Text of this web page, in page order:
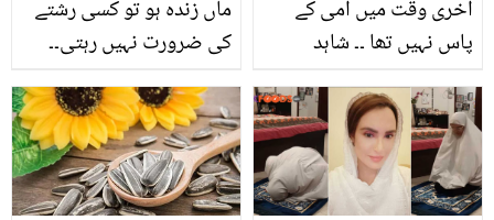
ماں زندہ ہو تو کسی رشتے
کی ضرورت نہیں رہتی۔۔
بیٹی اور ماں کو یاد کرتے
ہوئے محسن عباس حیدر رو
پڑے
آخری وقت میں امی کے
پاس نہیں تھا ۔۔ شاہد
آفریدی کا وہ میچ، جس کے
بعد وہ امی سے کبھی بات
نہیں کر سکے